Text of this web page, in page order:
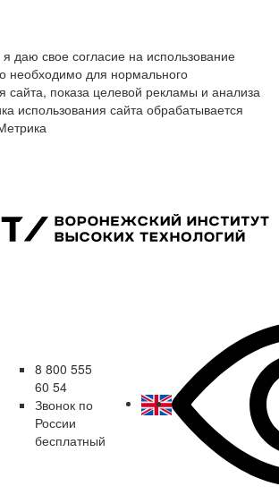
даю свое согласие на использование
необходимо для нормального
сайта, показа целевой рекламы и анализа
использования сайта обрабатывается
8 800 555
60 54
Звонок по
России
бесплатный